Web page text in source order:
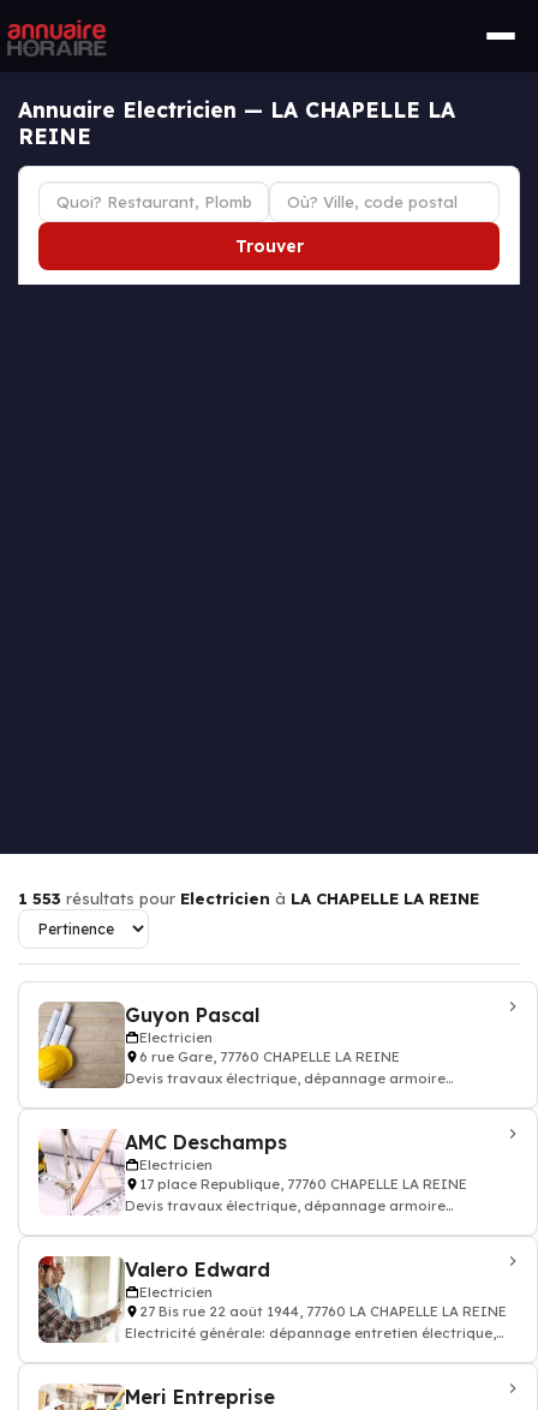
Annuaire Electricien — LA CHAPELLE LA
REINE
Trouver
1 553 résultats pour Electricien à LA CHAPELLE LA REINE
Guyon Pascal
Electricien
6 rue Gare, 77760 CHAPELLE LA REINE
Devis travaux électrique, dépannage armoire
AMC Deschamps
Electricien
17 place Republique, 77760 CHAPELLE LA REINE
Devis travaux électrique, dépannage armoire
Valero Edward
Electricien
27 Bis rue 22 août 1944, 77760 LA CHAPELLE LA REINE
Electricité générale: dépannage entretien électrique,
Meri Entreprise